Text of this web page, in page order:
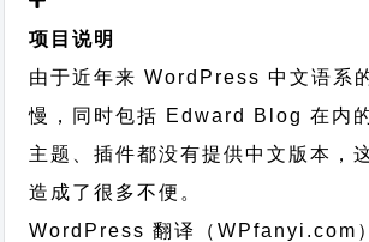
项目说明
由于近年来 WordPress 中文语系
慢，同时包括 Edward Blog 在内
主题、插件都没有提供中文版本，
造成了很多不便。
WordPress 翻译（WPfanyi.com）